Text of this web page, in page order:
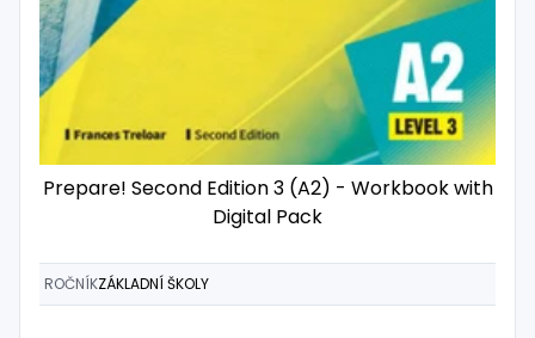
Prepare! Second Edition 3 (A2) - Workbook with
Digital Pack
ROČNÍKZÁKLADNÍ ŠKOLY